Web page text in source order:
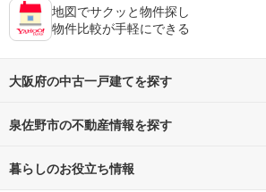
地図でサクッと物件探し
物件比較が手軽にできる
大阪府の中古一戸建てを探す
路線・駅から探す
通勤・通学時間から探す
泉佐野市の不動産情報を探す
不動産・住宅
暮らしのお役立ち情報